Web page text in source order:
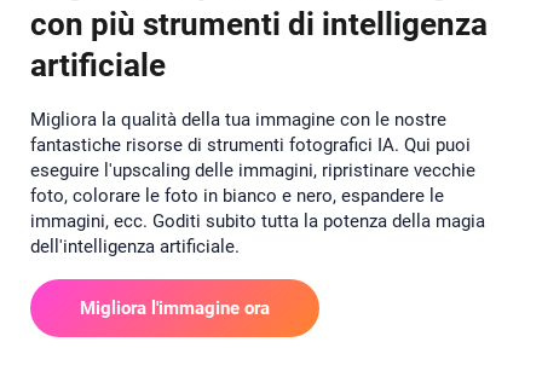
con più strumenti di intelligenza
artificiale
Migliora la qualità della tua immagine con le nostre
fantastiche risorse di strumenti fotografici IA. Qui puoi
eseguire l'upscaling delle immagini, ripristinare vecchie
foto, colorare le foto in bianco e nero, espandere le
immagini, ecc. Goditi subito tutta la potenza della magia
dell'intelligenza artificiale.
Migliora l'immagine ora